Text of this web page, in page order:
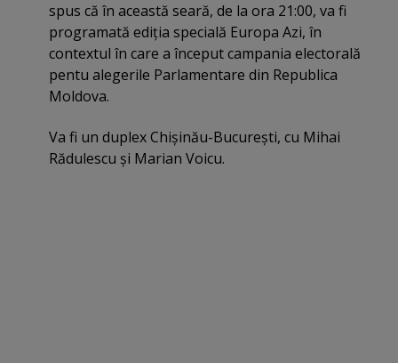
spus că în această seară, de la ora 21:00, va fi
programată ediţia specială Europa Azi, în
contextul în care a început campania electorală
pentu alegerile Parlamentare din Republica
Moldova.
Va fi un duplex Chişinău-Bucureşti, cu Mihai
Rădulescu şi Marian Voicu.